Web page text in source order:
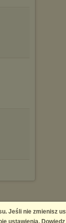
Jeśli nie zmienisz
ustawienia.